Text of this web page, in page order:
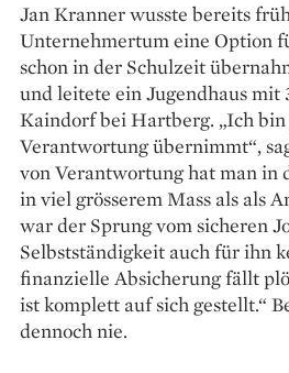
Jan Kranner wusste bereits
Unternehmertum eine Option
schon in der Schulzeit
und leitete ein Jugendhaus mit
Kaindorf bei Hartberg. „Ich
Verantwortung übernimmt“,
von Verantwortung hat man in
in viel grösserem Mass als als
war der Sprung vom sicheren
Selbstständigkeit auch für ihn
finanzielle Absicherung fällt
ist komplett auf sich gestellt.“
dennoch nie.